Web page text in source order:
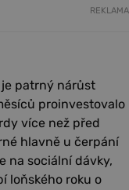
REKLAMA
patrný nárůst
proinvestovalo
více než před
hlavně u čerpání
na sociální dávky,
loňského roku o